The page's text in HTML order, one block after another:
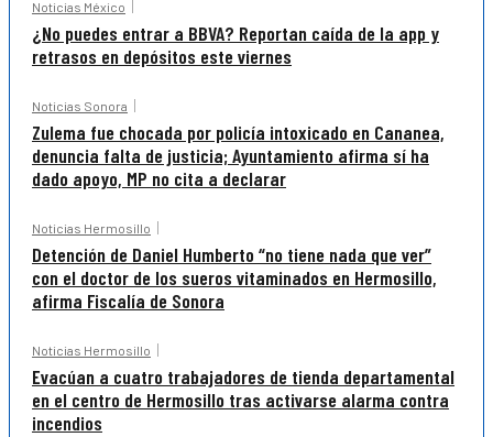
Noticias México
¿No puedes entrar a BBVA? Reportan caída de la app y
retrasos en depósitos este viernes
Noticias Sonora
Zulema fue chocada por policía intoxicado en Cananea,
denuncia falta de justicia; Ayuntamiento afirma sí ha
dado apoyo, MP no cita a declarar
Noticias Hermosillo
Detención de Daniel Humberto “no tiene nada que ver”
con el doctor de los sueros vitaminados en Hermosillo,
afirma Fiscalía de Sonora
Noticias Hermosillo
Evacúan a cuatro trabajadores de tienda departamental
en el centro de Hermosillo tras activarse alarma contra
incendios